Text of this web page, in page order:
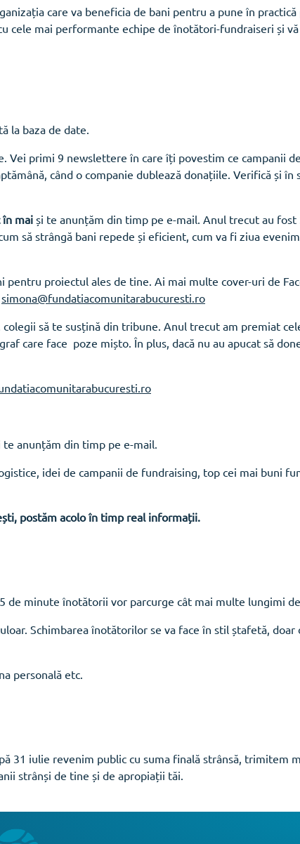
care va beneficia de bani pentru a pune în practică
cele mai performante echipe de înotători-fundraiseri și
la baza de date.
primi 9 newslettere în care îți povestim ce campanii
când o companie dublează donațiile. Verifică și în
în mai și te anunțăm din timp pe e-mail. Anul trecut au
să strângă bani repede și eficient, cum va fi ziua
proiectul ales de tine. Ai mai multe cover-uri de
simona@fundatiacomunitarabucuresti.ro
să te susțină din tribune. Anul trecut am premiat
care face poze mișto. În plus, dacă nu au apucat să
anunțăm din timp pe e-mail.
idei de campanii de fundraising, top cei mai buni
postăm acolo în timp real informații.
de minute înotătorii vor parcurge cât mai multe lungimi de
Schimbarea înotătorilor se va face în stil ștafetă, doar
personală etc.
31 iulie revenim public cu suma finală strânsă, trimitem
strânși de tine și de apropiații tăi.